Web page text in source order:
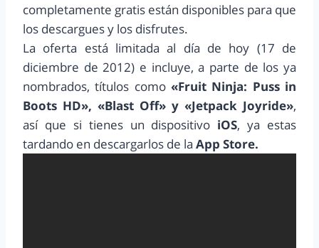
completamente gratis están disponibles para que
los descargues y los disfrutes.
La oferta está limitada al día de hoy (17 de
diciembre de 2012) e incluye, a parte de los ya
nombrados, títulos como «Fruit Ninja: Puss in
Boots HD», «Blast Off» y «Jetpack Joyride»,
así que si tienes un dispositivo iOS, ya estas
tardando en descargarlos de la App Store.